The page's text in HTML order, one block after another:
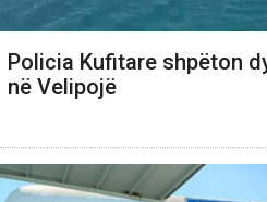
Policia Kufitare shpëton
në Velipojë